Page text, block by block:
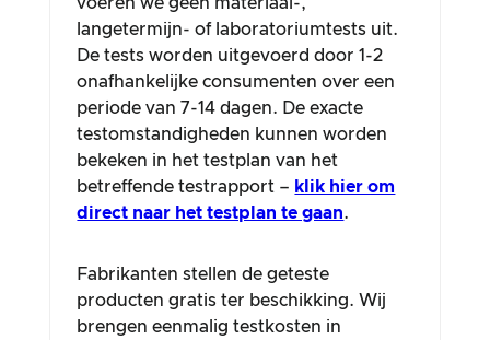
langetermijn- of laboratoriumtests uit.
De tests worden uitgevoerd door 1-2
onafhankelijke consumenten over een
periode van 7-14 dagen. De exacte
testomstandigheden kunnen worden
bekeken in het testplan van het
betreffende testrapport – klik hier om
direct naar het testplan te gaan.
Fabrikanten stellen de geteste
producten gratis ter beschikking. Wij
brengen eenmalig testkosten in